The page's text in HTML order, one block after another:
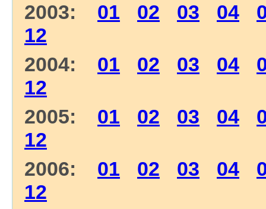
2003: 01 02 03 04
12
2004: 01 02 03 04
12
2005: 01 02 03 04
12
2006: 01 02 03 04
12